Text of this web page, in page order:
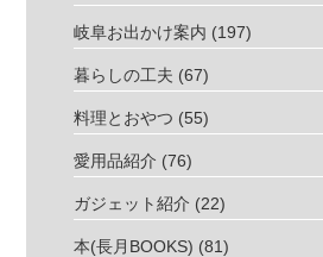
岐阜お出かけ案内 (197)
暮らしの工夫 (67)
料理とおやつ (55)
愛用品紹介 (76)
ガジェット紹介 (22)
本(長月BOOKS) (81)